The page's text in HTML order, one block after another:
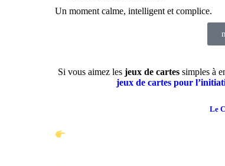
Un moment calme, intelligent et complice.
Si vous aimez lesjeux de cartes simples à
jeux de cartes pour
C’est exactement dans cet esprit qu’a été penséLe